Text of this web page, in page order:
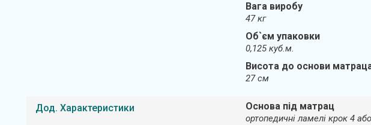
Вага виробу
47 кг
Об`єм упаковки
0,125 куб.м.
Висота до основи
27 см
Дод. Характеристики Основа під матрац
ортопедичні ламелі крок 4